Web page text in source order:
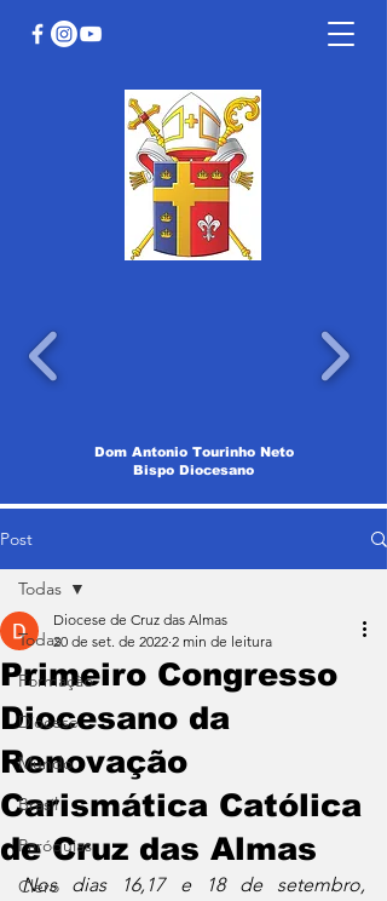
Dom Antonio Tourinho Neto
Bispo Diocesano
Post
Todas
Formação
Diocese
Mundo
Brasil
Paróquias
Clero
Todas
Primeiro Congresso
Diocesano da
Renovação
Carismática Católica
de Cruz das Almas
Diocese de Cruz das Almas
20 de set. de 2022 2 min de leitura
Nos dias 16,17 e 18 de setembro,